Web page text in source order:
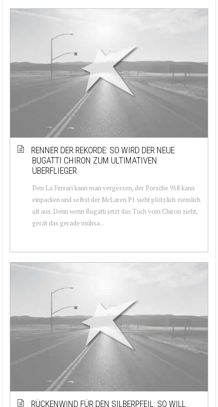
RENNER DER REKORDE: SO WIRD DER NEUE
BUGATTI CHIRON ZUM ULTIMATIVEN
ÜBERFLIEGER
Den La Ferrari kann man vergessen, der Porsche 918 kann
einpacken und selbst der McLaren P1 sieht plötzlich ziemlich
alt aus. Denn wenn Bugatti jetzt das Tuch vom Chiron zieht,
gerät das gerade mühsa...
RÜCKENWIND FÜR DEN SILBERPFEIL: SO WILL